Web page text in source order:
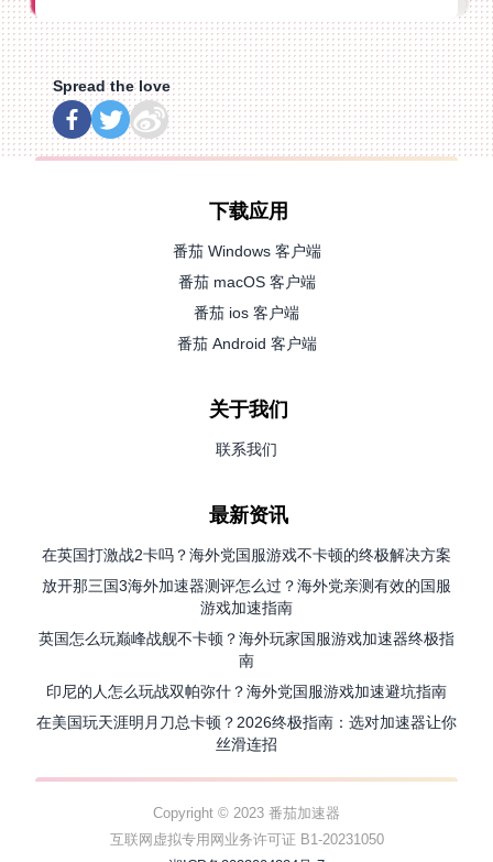
Spread the love
下载应用
番茄 Windows 客户端
番茄 macOS 客户端
番茄 ios 客户端
番茄 Android 客户端
关于我们
联系我们
最新资讯
在英国打激战2卡吗？海外党国服游戏不卡顿的终极解决方案
放开那三国3海外加速器测评怎么过？海外党亲测有效的国服
游戏加速指南
英国怎么玩巅峰战舰不卡顿？海外玩家国服游戏加速器终极指
南
印尼的人怎么玩战双帕弥什？海外党国服游戏加速避坑指南
在美国玩天涯明月刀总卡顿？2026终极指南：选对加速器让你
丝滑连招
Copyright © 2023 番茄加速器
互联网虚拟专用网业务许可证 B1-20231050